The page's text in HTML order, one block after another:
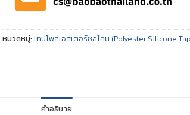
หมวดหมู่:เทปโพลีเอสเตอร์ซิลิโคน (Polyester Silicone
คำอธิบาย